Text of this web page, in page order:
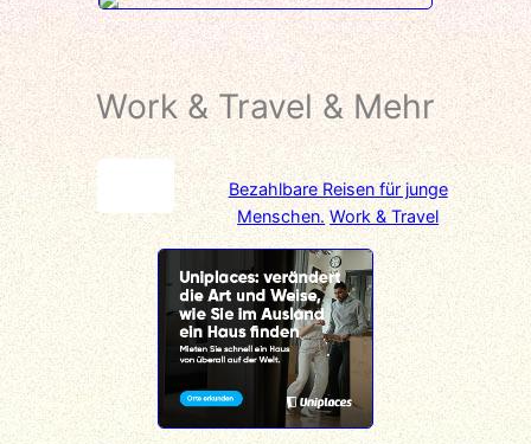
Work & Travel & Mehr
Bezahlbare Reisen für junge
Menschen. Work & Travel